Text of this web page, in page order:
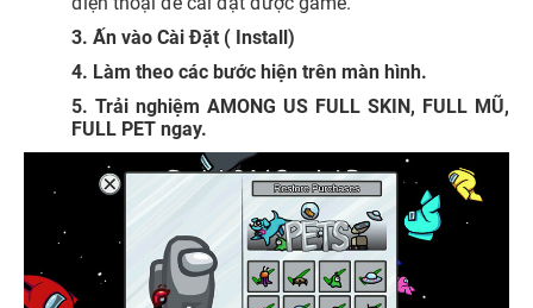
3. Ấn vào Cài Đặt ( Install)
4. Làm theo các bước hiện trên màn hình.
5. Trải nghiệm AMONG US FULL SKIN, FULL MŨ,
FULL PET ngay.